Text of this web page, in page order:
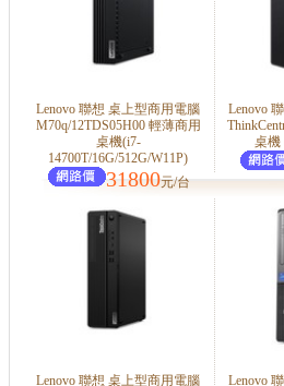
Lenovo 聯想 桌上型商用電腦
M70q/12TDS05H00 輕薄商用
桌機(i7-
14700T/16G/512G/W11P)
31800元/台
Lenovo
桌機
Lenovo 聯想 桌上型商用電腦
Lenovo